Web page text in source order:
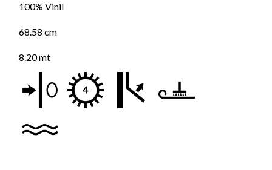
100% Vinil
68.58 cm
8.20 mt